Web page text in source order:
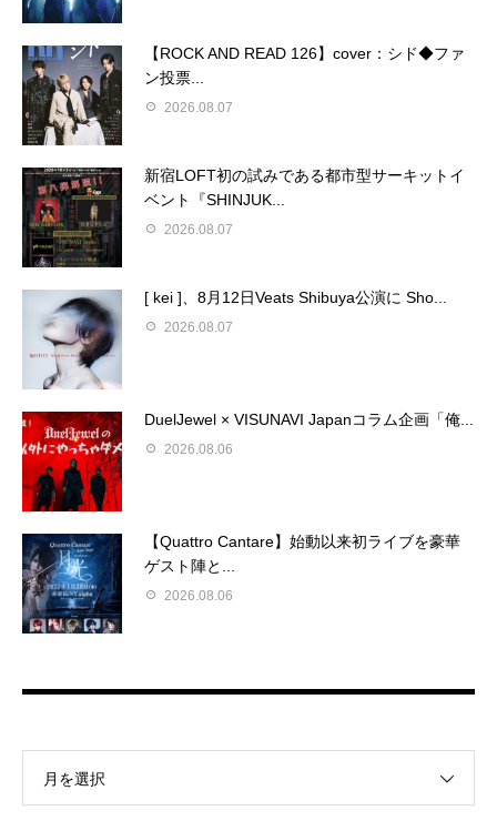
【ROCK AND READ 126】cover：シド◆ファ
ン投票...
2026.08.07
新宿LOFT初の試みである都市型サーキットイ
ベント『SHINJUK...
2026.08.07
[ kei ]、8月12日Veats Shibuya公演に Sho...
2026.08.07
DuelJewel × VISUNAVI Japanコラム企画「俺...
2026.08.06
【Quattro Cantare】始動以来初ライブを豪華
ゲスト陣と...
2026.08.06
月を選択